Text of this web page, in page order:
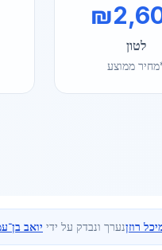
₪
לטון
ממוצע
רוזןנערך ונבדק על ידי יואב